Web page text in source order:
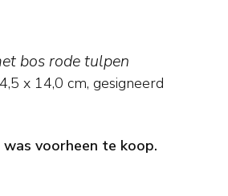
bos rode tulpen
x 14,0 cm, gesigneerd
voorheen te koop.